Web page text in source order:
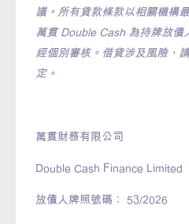
議。所有貸款條款以相關機構
萬貫 Double Cash 為持牌放債
經個別審核。借貸涉及風險，
定。
萬貫財務有限公司
Double Cash Finance Limited
放債人牌照號碼： 53/2026